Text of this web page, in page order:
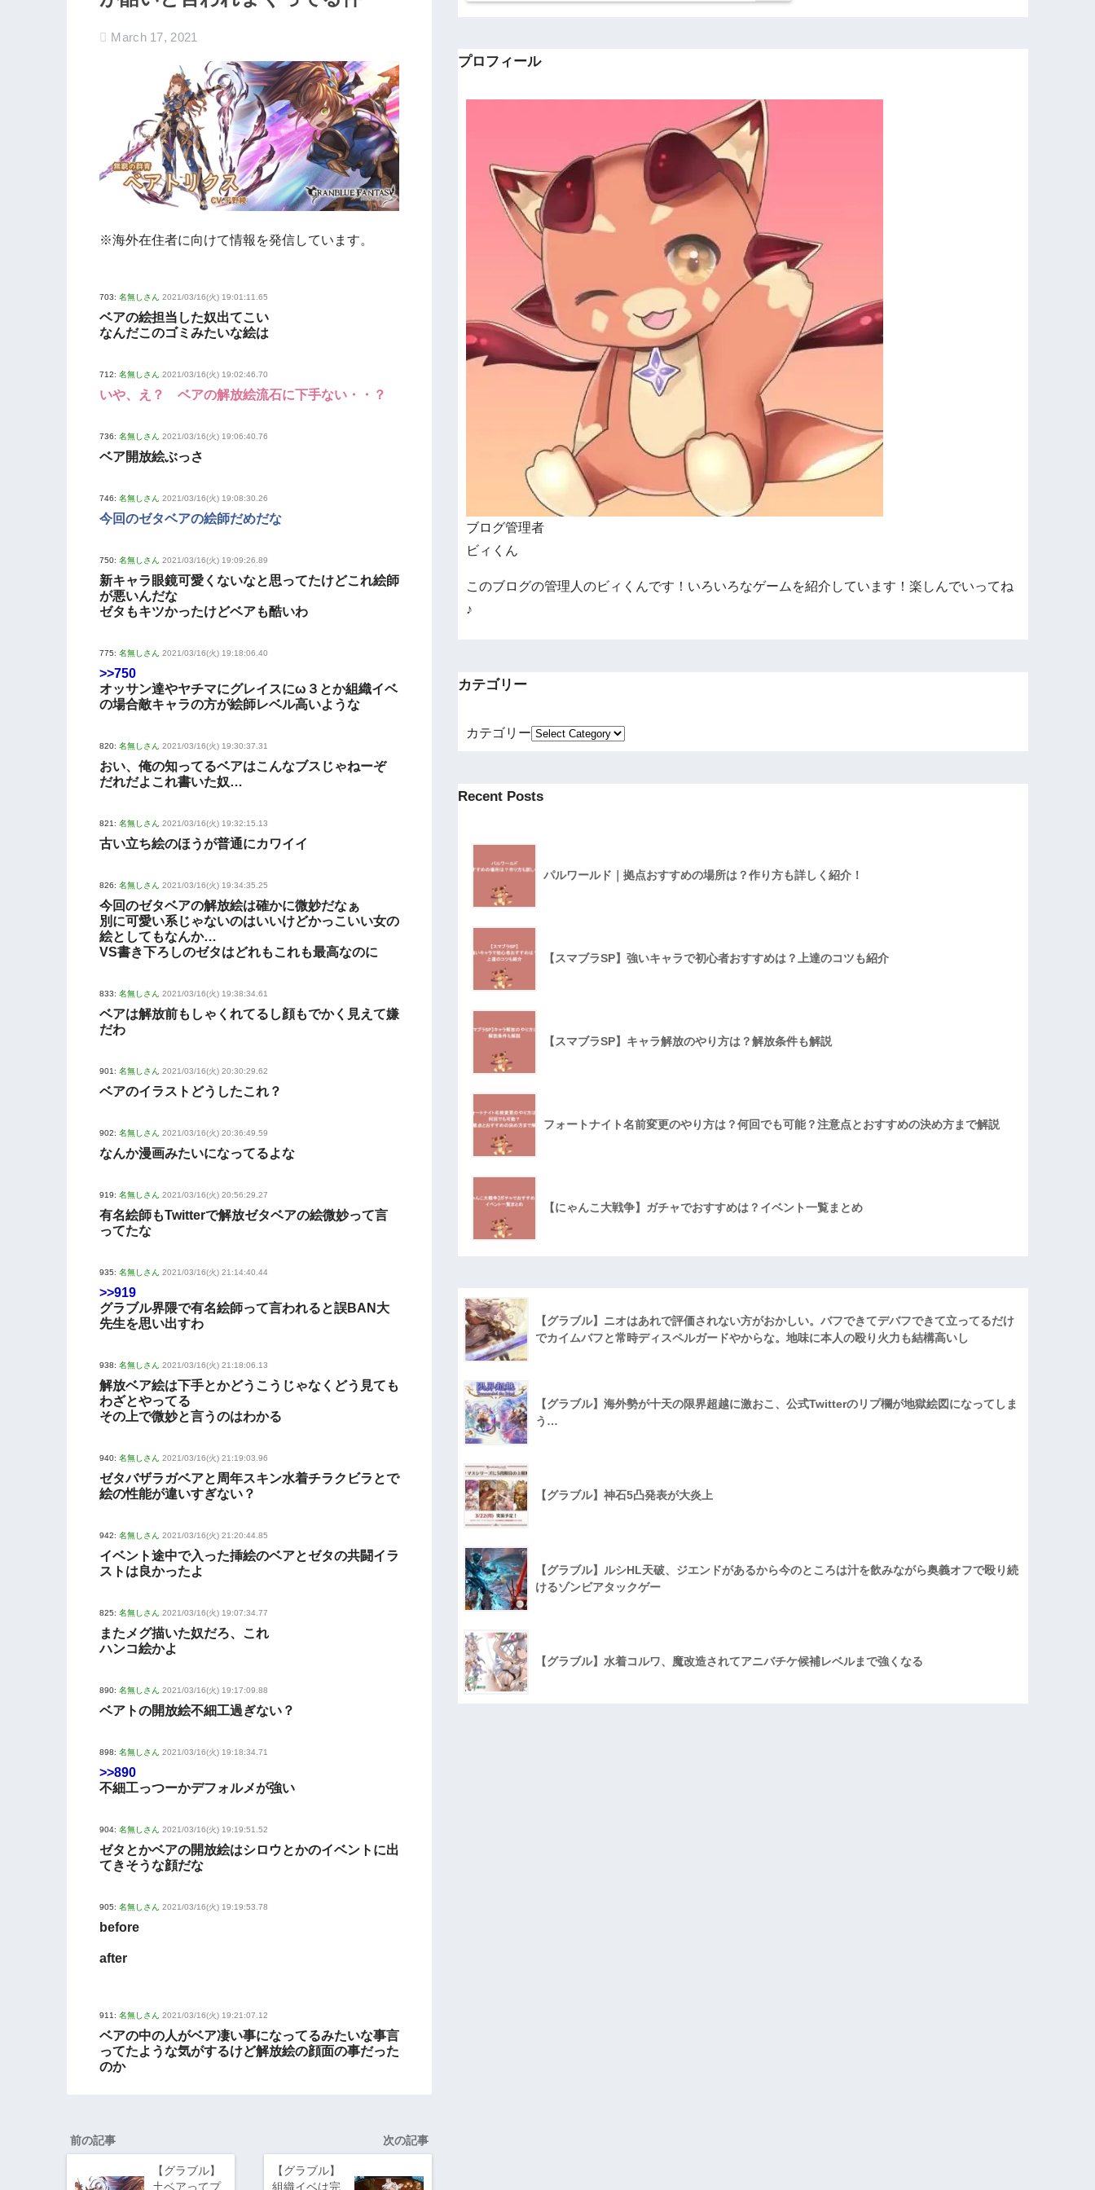
March 17, 2021
※海外在住者に向けて情報を発信しています。
703: 名無しさん 2021/03/16(火) 19:01:11.65
ベアの絵担当した奴出てこい
なんだこのゴミみたいな絵は
712: 名無しさん 2021/03/16(火) 19:02:46.70
いや、え？ ベアの解放絵流石に下手ない・・？
736: 名無しさん 2021/03/16(火) 19:06:40.76
ベア開放絵ぶっさ
746: 名無しさん 2021/03/16(火) 19:08:30.26
今回のゼタベアの絵師だめだな
750: 名無しさん 2021/03/16(火) 19:09:26.89
新キャラ眼鏡可愛くないなと思ってたけどこれ絵師
が悪いんだな
ゼタもキツかったけどベアも酷いわ
775: 名無しさん 2021/03/16(火) 19:18:06.40
>>750
オッサン達やヤチマにグレイスにω３とか組織イベ
の場合敵キャラの方が絵師レベル高いような
820: 名無しさん 2021/03/16(火) 19:30:37.31
おい、俺の知ってるベアはこんなブスじゃねーぞ
だれだよこれ書いた奴…
821: 名無しさん 2021/03/16(火) 19:32:15.13
古い立ち絵のほうが普通にカワイイ
826: 名無しさん 2021/03/16(火) 19:34:35.25
今回のゼタベアの解放絵は確かに微妙だなぁ
別に可愛い系じゃないのはいいけどかっこいい女の
絵としてもなんか…
VS書き下ろしのゼタはどれもこれも最高なのに
833: 名無しさん 2021/03/16(火) 19:38:34.61
ベアは解放前もしゃくれてるし顔もでかく見えて嫌
だわ
901: 名無しさん 2021/03/16(火) 20:30:29.62
ベアのイラストどうしたこれ？
902: 名無しさん 2021/03/16(火) 20:36:49.59
なんか漫画みたいになってるよな
919: 名無しさん 2021/03/16(火) 20:56:29.27
有名絵師もTwitterで解放ゼタベアの絵微妙って言
ってたな
935: 名無しさん 2021/03/16(火) 21:14:40.44
>>919
グラブル界隈で有名絵師って言われると誤BAN大
先生を思い出すわ
938: 名無しさん 2021/03/16(火) 21:18:06.13
解放ベア絵は下手とかどうこうじゃなくどう見ても
わざとやってる
その上で微妙と言うのはわかる
940: 名無しさん 2021/03/16(火) 21:19:03.96
ゼタバザラガベアと周年スキン水着チラクビラとで
絵の性能が違いすぎない？
942: 名無しさん 2021/03/16(火) 21:20:44.85
イベント途中で入った挿絵のベアとゼタの共闘イラ
ストは良かったよ
825: 名無しさん 2021/03/16(火) 19:07:34.77
またメグ描いた奴だろ、これ
ハンコ絵かよ
890: 名無しさん 2021/03/16(火) 19:17:09.88
ベアトの開放絵不細工過ぎない？
898: 名無しさん 2021/03/16(火) 19:18:34.71
>>890
不細工っつーかデフォルメが強い
904: 名無しさん 2021/03/16(火) 19:19:51.52
ゼタとかベアの開放絵はシロウとかのイベントに出
てきそうな顔だな
905: 名無しさん 2021/03/16(火) 19:19:53.78
before
after
911: 名無しさん 2021/03/16(火) 19:21:07.12
ベアの中の人がベア凄い事になってるみたいな事言
ってたような気がするけど解放絵の顔面の事だった
のか
前の記事
【グラブル】
土ベアってプ
次の記事
【グラブル】
組織イベは完
プロフィール
ブログ管理者
ビィくん
このブログの管理人のビィくんです！いろいろなゲームを紹介しています！楽しんでいってね
♪
カテゴリー
カテゴリー
Recent Posts
パルワールド｜拠点おすすめの場所は？作り方も詳しく紹介！
【スマブラSP】強いキャラで初心者おすすめは？上達のコツも紹介
【スマブラSP】キャラ解放のやり方は？解放条件も解説
フォートナイト名前変更のやり方は？何回でも可能？注意点とおすすめの決め方まで解説
【にゃんこ大戦争】ガチャでおすすめは？イベント一覧まとめ
【グラブル】ニオはあれで評価されない方がおかしい。バフできてデバフできて立ってるだけ
でカイムバフと常時ディスペルガードやからな。地味に本人の殴り火力も結構高いし
【グラブル】海外勢が十天の限界超越に激おこ、公式Twitterのリプ欄が地獄絵図になってしま
う…
【グラブル】神石5凸発表が大炎上
【グラブル】ルシHL天破、ジエンドがあるから今のところは汁を飲みながら奥義オフで殴り続
けるゾンビアタックゲー
【グラブル】水着コルワ、魔改造されてアニバチケ候補レベルまで強くなる